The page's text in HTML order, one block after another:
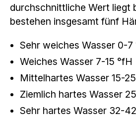
durchschnittliche Wert liegt
bestehen insgesamt fünf
Sehr weiches Wasser 0-7
Weiches Wasser 7-15 °fH
Mittelhartes Wasser 15-
Ziemlich hartes Wasser
Sehr hartes Wasser 32-